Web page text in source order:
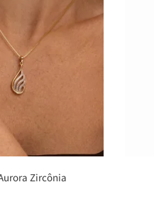
Zircônia